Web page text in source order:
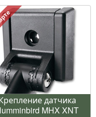
датчика
MHX XNT